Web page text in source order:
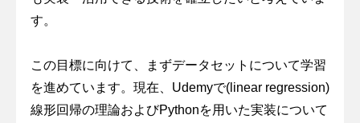
す。
この目標に向けて、まずデータセットについて学習
を進めています。現在、Udemyで(linear regression)
線形回帰の理論およびPythonを用いた実装について